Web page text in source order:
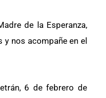
de la Esperanza,
nos acompañe en el
6 de febrero de